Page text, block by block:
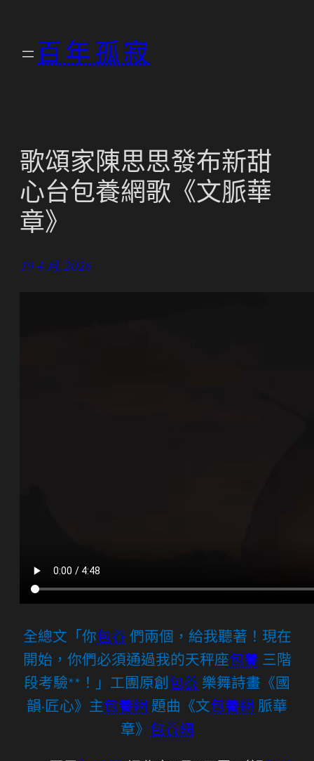
百年孤寂
歌頌家陳思思發布新甜
心台包養網歌《文脈華
章》
19 4 月, 2026
全總文「你包養 們兩個，給我聽著！現在
開始，你們必須通過我的天秤座包養 三階
段考驗**！」工團原創包養 樂舞詩畫《國
韻·匠心》主包養網 題曲《文包養網 脈華
章》 包養網